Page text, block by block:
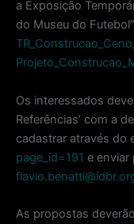
a Exposição
do Museu do
Os interessados
Referências’ com a
cadastrar através do
page_id=191 e enviar
As propostas